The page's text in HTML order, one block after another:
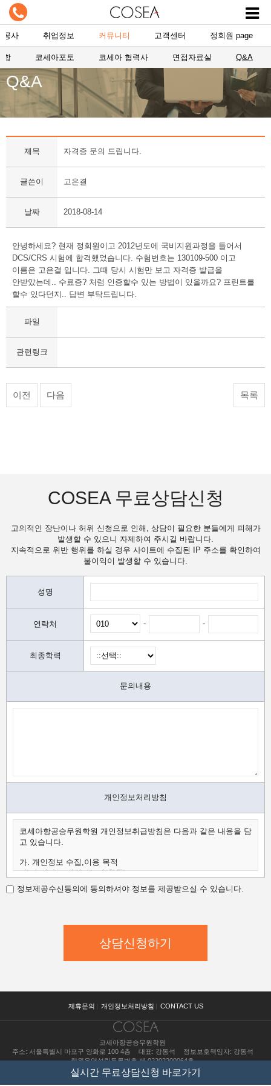
공사 취업정보 커뮤니티 고객센터 정회원 page
항 코세아포토 코세아 협력사 면접자료실 Q&A
Q&A
제목 자격증 문의 드립니다.
글쓴이 고은결
날짜 2018-08-14
안녕하세요? 현재 정회원이고 2012년도에 국비지원과정을 들어서
DCS/CRS 시험에 합격했었습니다. 수험번호는 130109-500 이고
이름은 고은결 입니다. 그때 당시 시험만 보고 자격증 발급을
안받았는데.. 수료증? 처럼 인증할수 있는 방법이 있을까요? 프린트를
할수 있다던지.. 답변 부탁드립니다.
파일
관련링크
이전 다음 목록
COSEA 무료상담신청
고의적인 장난이나 허위 신청으로 인해, 상담이 필요한 분들에게 피해가
발생할 수 있으니 자제하여 주시길 바랍니다.
지속적으로 위반 행위를 하실 경우 사이트에 수집된 IP 주소를 확인하여
불이익이 발생할 수 있습니다.
성명
연락처 - -
최종학력
문의내용
개인정보처리방침
코세아항공승무원학원 개인정보취급방침은 다음과 같은 내용을 담
고 있습니다.
가. 개인정보 수집,이용 목적
나. 수집하는 개인정보의 항목
다. 개인정보의 보유 및 이용 기간
가.개인정보 수집,이용 목적
코세아항공승무원학원은 다음과 같은 방법으로 개인정보를 수집합
- 홈페이지 내 상담신청(입학문의, 상담신청)
- 과정문의에 대한 학과담당자들의 전화 및 이메일 상담
나.수집하는 개인정보의 항목
코세아항공승무원학원은 고객님의 온라인상담(입학문의, 상담신
개인정보를 아래와 같이 수집하고 있습니다.
- 이름, 핸드폰, 이메일, 직업, 나이 기록
다.개인정보의 보유 및 이용 기간
정보제공수신동의에 동의하셔야 정보를 제공받으실 수 있습니다.
제휴문의 | 개인정보처리방침 | CONTACT US
코세아항공승무원학원
주소: 서울특별시 마포구 양화로 100 4층
대표: 강동석
정보보호책임자: 강동석
학원운영설립등록번호 제 02202200064호
수강료 조회
copyright(c) COSEA all right reserved.
실시간 무료상담신청 바로가기